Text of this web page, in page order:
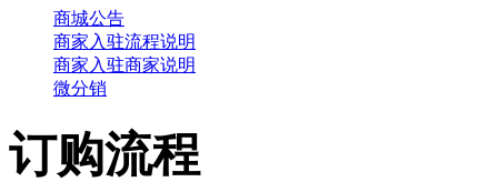
商城公告
商家入驻流程说明
商家入驻商家说明
微分销
订购流程